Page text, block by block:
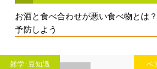
お酒と食べ合わせが悪い食べ物とは
予防しよう
雑学･豆知識 雑